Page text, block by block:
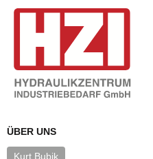
ÜBER UNS
Kurt Bubik